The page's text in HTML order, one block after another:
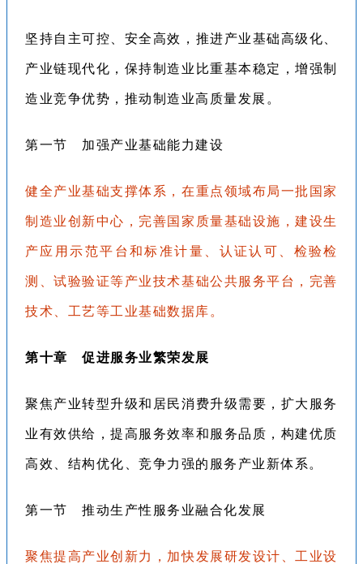
坚持自主可控、安全高效，推进产业基础高级化、
产业链现代化，保持制造业比重基本稳定，增强制
造业竞争优势，推动制造业高质量发展。
第一节 加强产业基础能力建设
健全产业基础支撑体系，在重点领域布局一批国家
制造业创新中心，完善国家质量基础设施，建设生
产应用示范平台和标准计量、认证认可、检验检
测、试验验证等产业技术基础公共服务平台，完善
技术、工艺等工业基础数据库。
第十章 促进服务业繁荣发展
聚焦产业转型升级和居民消费升级需要，扩大服务
业有效供给，提高服务效率和服务品质，构建优质
高效、结构优化、竞争力强的服务产业新体系。
第一节 推动生产性服务业融合化发展
聚焦提高产业创新力，加快发展研发设计、工业设